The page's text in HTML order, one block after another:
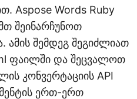
Aspose Words Ruby
შეინარჩუნოთ
ამის შემდეგ შეგიძლიათ
ფაილში და შეცვალოთ
კონვერტაციის API
ერთ-ერთ